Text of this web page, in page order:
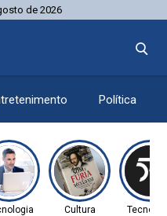
de 2026
Política
Cultura